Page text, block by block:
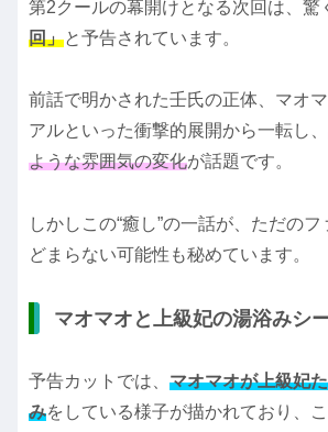
第2クールの幕開けとなる次回は、驚
回」と予告されています。
前話で明かされた壬氏の正体、マオ
アルといった衝撃的展開から一転し、
ような雰囲気の変化が話題です。
しかしこの“癒し”の一話が、ただの
どまらない可能性も秘めています。
マオマオと上級妃の湯浴みシ
予告カットでは、 マオマオが上級妃
みをしている様子が描かれており、